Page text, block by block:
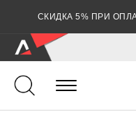
СКИДКА 5% ПРИ